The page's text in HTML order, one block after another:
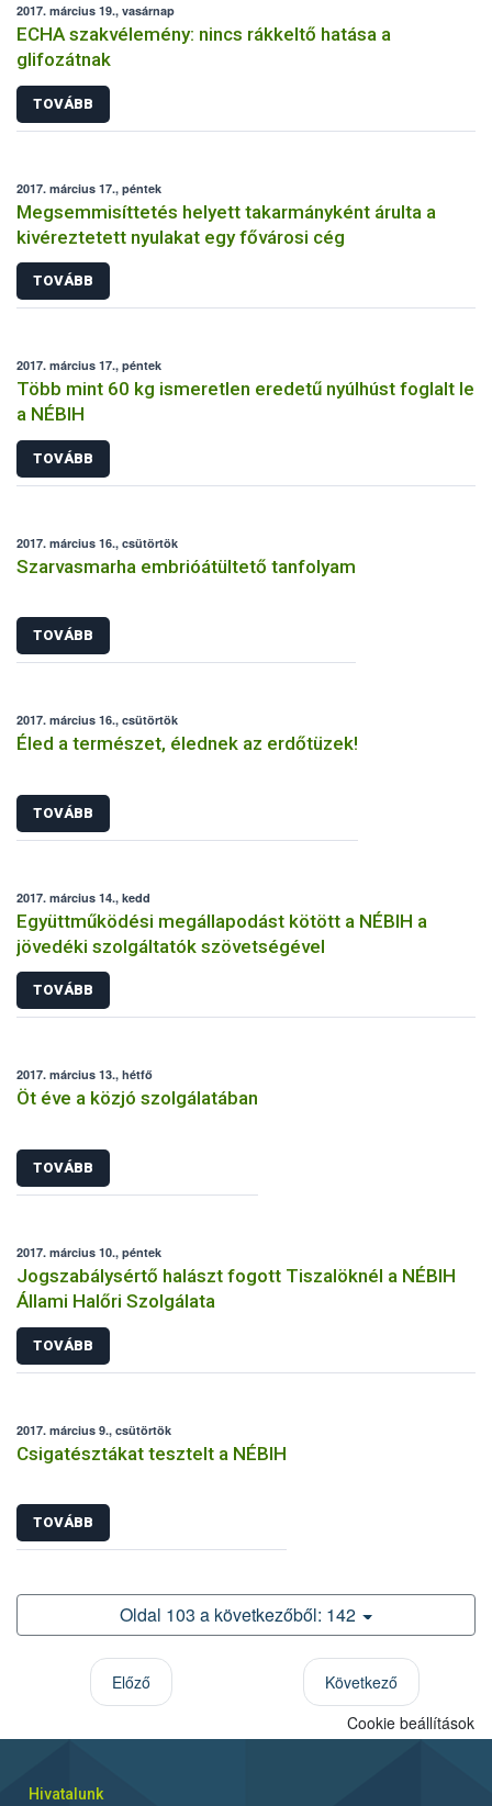
2017. március 19., vasárnap
ECHA szakvélemény: nincs rákkeltő hatása a
glifozátnak
TOVÁBB
2017. március 17., péntek
Megsemmisíttetés helyett takarmányként árulta a
kivéreztetett nyulakat egy fővárosi cég
TOVÁBB
2017. március 17., péntek
Több mint 60 kg ismeretlen eredetű nyúlhúst foglalt le
a NÉBIH
TOVÁBB
2017. március 16., csütörtök
Szarvasmarha embrióátültető tanfolyam
TOVÁBB
2017. március 16., csütörtök
Éled a természet, élednek az erdőtüzek!
TOVÁBB
2017. március 14., kedd
Együttműködési megállapodást kötött a NÉBIH a
jövedéki szolgáltatók szövetségével
TOVÁBB
2017. március 13., hétfő
Öt éve a közjó szolgálatában
TOVÁBB
2017. március 10., péntek
Jogszabálysértő halászt fogott Tiszalöknél a NÉBIH
Állami Halőri Szolgálata
TOVÁBB
2017. március 9., csütörtök
Csigatésztákat tesztelt a NÉBIH
TOVÁBB
Oldal 103 a következőből: 142
Előző
Következő
Cookie beállítások
Hivatalunk